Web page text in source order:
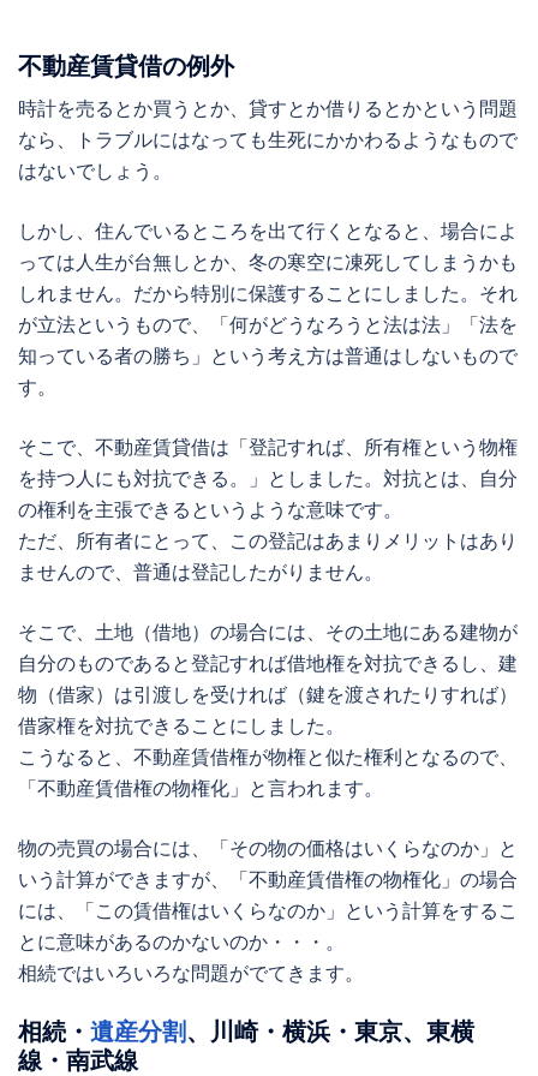
不動産賃貸借の例外
時計を売るとか買うとか、貸すとか借りるとかという問題
なら、トラブルにはなっても生死にかかわるようなもので
はないでしょう。
しかし、住んでいるところを出て行くとなると、場合によ
っては人生が台無しとか、冬の寒空に凍死してしまうかも
しれません。だから特別に保護することにしました。それ
が立法というもので、「何がどうなろうと法は法」「法を
知っている者の勝ち」という考え方は普通はしないもので
す。
そこで、不動産賃貸借は「登記すれば、所有権という物権
を持つ人にも対抗できる。」としました。対抗とは、自分
の権利を主張できるというような意味です。
ただ、所有者にとって、この登記はあまりメリットはあり
ませんので、普通は登記したがりません。
そこで、土地（借地）の場合には、その土地にある建物が
自分のものであると登記すれば借地権を対抗できるし、建
物（借家）は引渡しを受ければ（鍵を渡されたりすれば）
借家権を対抗できることにしました。
こうなると、不動産賃借権が物権と似た権利となるので、
「不動産賃借権の物権化 」と言われます。
物の売買の場合には、「その物の価格はいくらなのか」と
いう計算ができますが、「不動産賃借権の物権化 」の場合
には、「この賃借権はいくらなのか」という計算をするこ
とに意味があるのかないのか・・・。
相続ではいろいろな問題がでてきます。
相続・ 遺産分割 、川崎・横浜・東京、東横
線・南武線